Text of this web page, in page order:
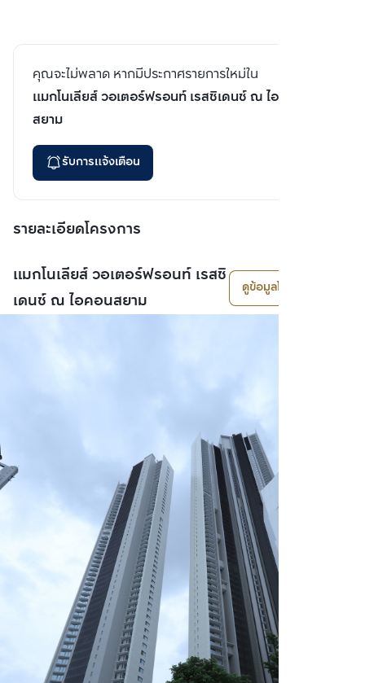
คุณจะไม่พลาด หากมีประกาศรายการใหม่ใน
แมกโนเลียส์ วอเตอร์ฟรอนท์ เรสซิเดนซ์ ณ ไอคอน
สยาม
รับการแจ้งเตือน
รายละเอียดโครงการ
แมกโนเลียส์ วอเตอร์ฟรอนท์ เรสซิ
เดนซ์ ณ ไอคอนสยาม
ดูข้อมูลโครงการ